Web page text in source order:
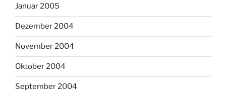
Januar 2005
Dezember 2004
November 2004
Oktober 2004
September 2004